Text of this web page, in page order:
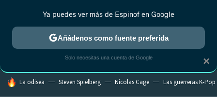
MENÚ NUEVO
ESTRENOS REALITY ANIME RANKINGS CINE
HOY SE HABLA DE
La odisea Steven Spielberg Nicolas Cage Las guerreras K-Pop
×
Ya puedes ver más de Espinof en Google
Añádenos como fuente preferida
Solo necesitas una cuenta de Google